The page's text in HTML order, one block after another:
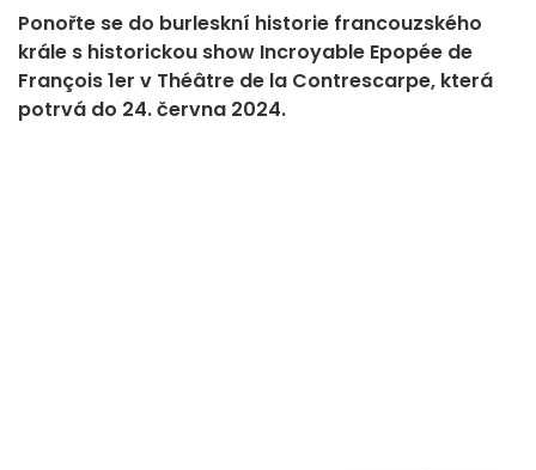
Ponořte se do burleskní historie francouzského
krále s historickou show Incroyable Epopée de
François 1er v Théâtre de la Contrescarpe, která
potrvá do 24. června 2024.